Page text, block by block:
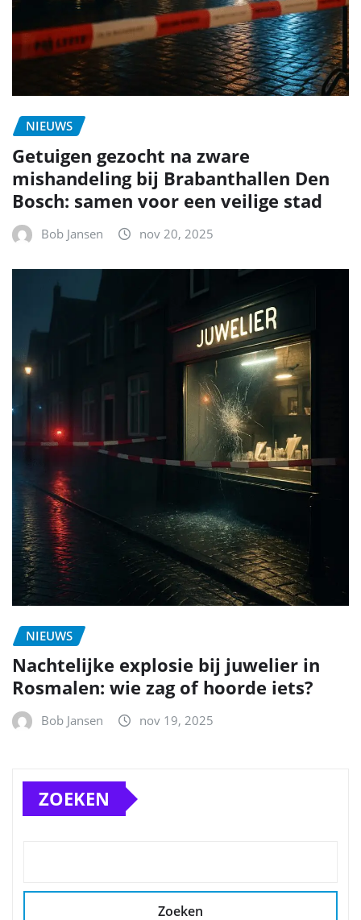
NIEUWS
Nachtelijke explosie bij juwelier in
Rosmalen: wie zag of hoorde iets?
nov 19, 2025
ZOEKEN
Zoeken
DEN BOSCH
NIEUWS
De snelle opmars van generatieve AI in Europa: